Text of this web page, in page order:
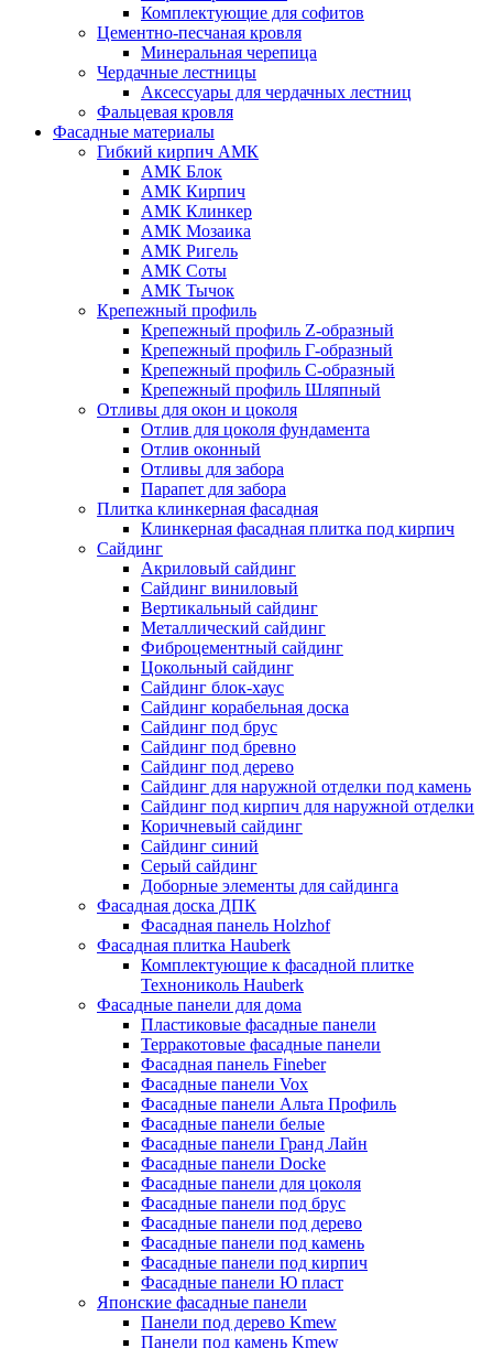
Комплектующие для софитов
Цементно-песчаная кровля
Минеральная черепица
Чердачные лестницы
Аксессуары для чердачных лестниц
Фальцевая кровля
Фасадные материалы
Гибкий кирпич АМК
АМК Блок
АМК Кирпич
АМК Клинкер
АМК Мозаика
АМК Ригель
АМК Соты
АМК Тычок
Крепежный профиль
Крепежный профиль Z-образный
Крепежный профиль Г-образный
Крепежный профиль С-образный
Крепежный профиль Шляпный
Отливы для окон и цоколя
Отлив для цоколя фундамента
Отлив оконный
Отливы для забора
Парапет для забора
Плитка клинкерная фасадная
Клинкерная фасадная плитка под кирпич
Сайдинг
Акриловый сайдинг
Сайдинг виниловый
Вертикальный сайдинг
Металлический сайдинг
Фиброцементный сайдинг
Цокольный сайдинг
Сайдинг блок-хаус
Сайдинг корабельная доска
Сайдинг под брус
Сайдинг под бревно
Сайдинг под дерево
Сайдинг для наружной отделки под камень
Сайдинг под кирпич для наружной отделки
Коричневый сайдинг
Сайдинг синий
Серый сайдинг
Доборные элементы для сайдинга
Фасадная доска ДПК
Фасадная панель Holzhof
Фасадная плитка Hauberk
Комплектующие к фасадной плитке
Технониколь Hauberk
Фасадные панели для дома
Пластиковые фасадные панели
Терракотовые фасадные панели
Фасадная панель Fineber
Фасадные панели Vox
Фасадные панели Альта Профиль
Фасадные панели белые
Фасадные панели Гранд Лайн
Фасадные панели Docke
Фасадные панели для цоколя
Фасадные панели под брус
Фасадные панели под дерево
Фасадные панели под камень
Фасадные панели под кирпич
Фасадные панели Ю пласт
Японские фасадные панели
Панели под дерево Kmew
Панели под камень Kmew